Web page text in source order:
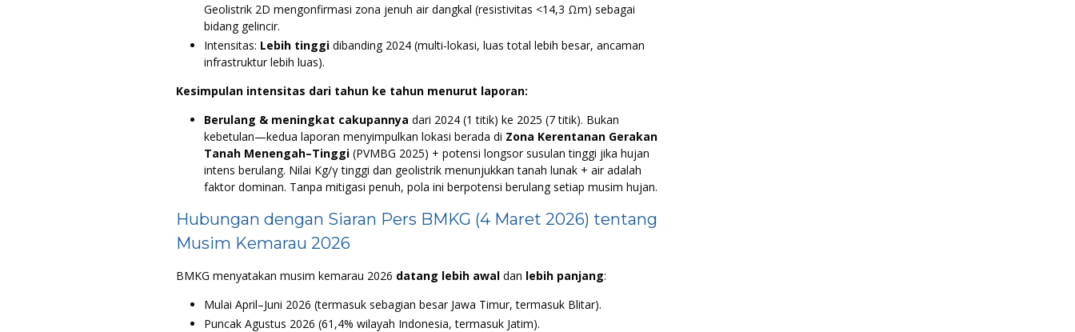
Geolistrik 2D mengonfirmasi zona jenuh air dangkal (resistivitas <14,3 Ωm) sebagai
bidang gelincir.
Intensitas: Lebih tinggi dibanding 2024 (multi-lokasi, luas total lebih besar, ancaman
infrastruktur lebih luas).
Kesimpulan intensitas dari tahun ke tahun menurut laporan:
Berulang & meningkat cakupannya dari 2024 (1 titik) ke 2025 (7 titik). Bukan
kebetulan—kedua laporan menyimpulkan lokasi berada di Zona Kerentanan Gerakan
Tanah Menengah–Tinggi (PVMBG 2025) + potensi longsor susulan tinggi jika hujan
intens berulang. Nilai Kg/γ tinggi dan geolistrik menunjukkan tanah lunak + air adalah
faktor dominan. Tanpa mitigasi penuh, pola ini berpotensi berulang setiap musim hujan.
Hubungan dengan Siaran Pers BMKG (4 Maret 2026) tentang
Musim Kemarau 2026
BMKG menyatakan musim kemarau 2026 datang lebih awal dan lebih panjang:
Mulai April–Juni 2026 (termasuk sebagian besar Jawa Timur, termasuk Blitar).
Puncak Agustus 2026 (61,4% wilayah Indonesia, termasuk Jatim).